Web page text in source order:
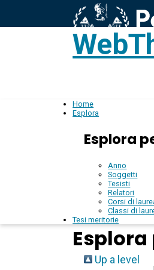
Home
Esplora
Esplora
Anno
Soggetti
Tesisti
Relatori
Corsi di
Classi di
Tesi meritorie
Up a level